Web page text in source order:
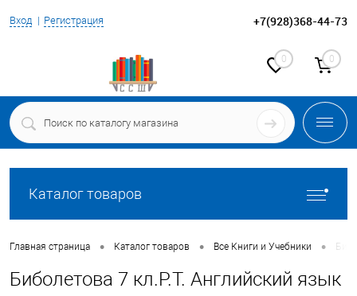
Вход Регистрация +7(928)368-44-73
0 0
Каталог товаров
Главная страница • Каталог товаров • Все Книги и Учебники •
Биболетова 7 кл.Р.Т. Английский язык